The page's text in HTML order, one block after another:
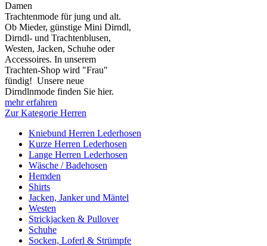
Damen
Trachtenmode für jung und alt.
Ob Mieder, günstige Mini Dirndl,
Dirndl- und Trachtenblusen,
Westen, Jacken, Schuhe oder
Accessoires. In unserem
Trachten-Shop wird "Frau"
fündig! Unsere neue
Dirndlnmode finden Sie hier.
mehr erfahren
Zur Kategorie Herren
Kniebund Herren Lederhosen
Kurze Herren Lederhosen
Lange Herren Lederhosen
Wäsche / Badehosen
Hemden
Shirts
Jacken, Janker und Mäntel
Westen
Strickjacken & Pullover
Schuhe
Socken, Loferl & Strümpfe